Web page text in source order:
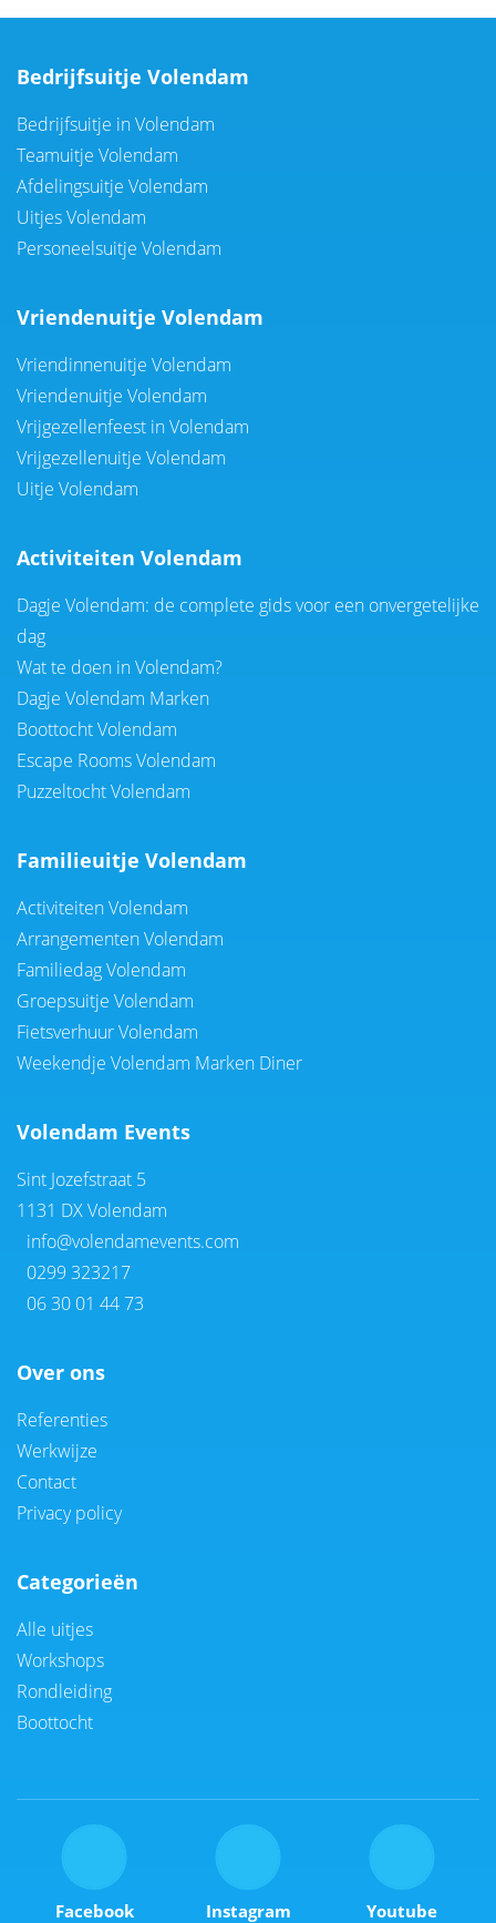
Bedrijfsuitje Volendam
Bedrijfsuitje in Volendam
Teamuitje Volendam
Afdelingsuitje Volendam
Uitjes Volendam
Personeelsuitje Volendam
Vriendenuitje Volendam
Vriendinnenuitje Volendam
Vriendenuitje Volendam
Vrijgezellenfeest in Volendam
Vrijgezellenuitje Volendam
Uitje Volendam
Activiteiten Volendam
Dagje Volendam: de complete gids voor een onvergetelijke
dag
Wat te doen in Volendam?
Dagje Volendam Marken
Boottocht Volendam
Escape Rooms Volendam
Puzzeltocht Volendam
Familieuitje Volendam
Activiteiten Volendam
Arrangementen Volendam
Familiedag Volendam
Groepsuitje Volendam
Fietsverhuur Volendam
Weekendje Volendam Marken Diner
Volendam Events
Sint Jozefstraat 5
1131 DX Volendam
info@volendamevents.com
0299 323217
06 30 01 44 73
Over ons
Referenties
Werkwijze
Contact
Privacy policy
Categorieën
Alle uitjes
Workshops
Rondleiding
Boottocht
Facebook Instagram Youtube